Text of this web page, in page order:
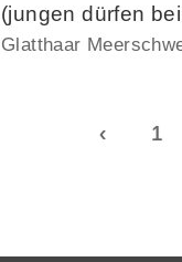
(jungen dürfen
Glatthaar
‹ 1